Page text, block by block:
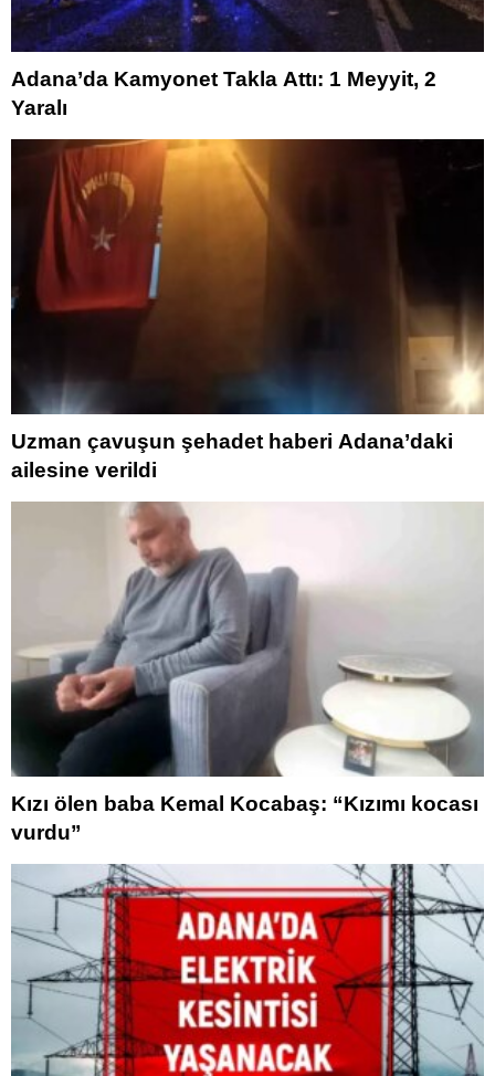
Adana’da Kamyonet Takla Attı: 1 Meyyit, 2
Yaralı
Uzman çavuşun şehadet haberi Adana’daki
ailesine verildi
Kızı ölen baba Kemal Kocabaş: “Kızımı kocası
vurdu”